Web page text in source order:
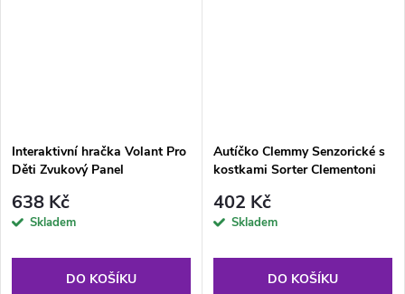
Interaktivní hračka Volant Pro
Děti Zvukový Panel
638 Kč
Skladem
DO KOŠÍKU
Autíčko Clemmy Senzorické s
kostkami Sorter Clementoni
402 Kč
Skladem
DO KOŠÍKU